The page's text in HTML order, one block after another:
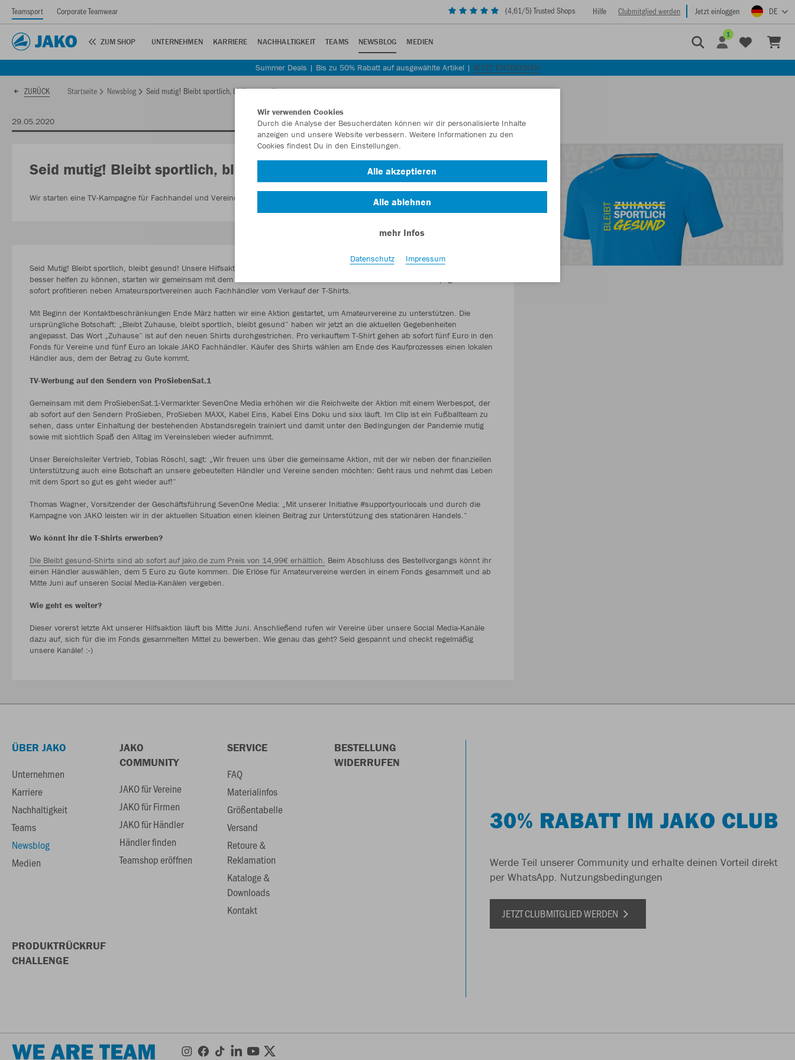
Teamsport Corporate Teamwear (4,61/5) Trusted Shops Hilfe Clubmitglied werden Jetzt einloggen DE
ZUM SHOP UNTERNEHMEN KARRIERE NACHHALTIGKEIT TEAMS NEWSBLOG MEDIEN
1
Summer Deals | Bis zu 50% Rabatt auf ausgewählte Artikel | JETZT ENTDECKEN
ZURÜCK Startseite Newsblog Seid mutig! Bleibt sportlich, bleibt gesund!
29.05.2020
Seid mutig! Bleibt sportlich, bleibt gesund!
Wir starten eine TV-Kampagne für Fachhandel und Vereine mit dem ProSiebenSat.1-Vermarkter SevenOne Media.
Seid Mutig! Bleibt sportlich, bleibt gesund! Unsere Hilfsaktion in Zeiten der Corona-Krise geht in die nächste Runde. Um noch
besser helfen zu können, starten wir gemeinsam mit dem ProSiebenSat.1-Vermarkter SevenOne Media eine TV-Kampagne. Ab
sofort profitieren neben Amateursportvereinen auch Fachhändler vom Verkauf der T-Shirts.
Mit Beginn der Kontaktbeschränkungen Ende März hatten wir eine Aktion gestartet, um Amateurvereine zu unterstützen. Die
ursprüngliche Botschaft: „Bleibt Zuhause, bleibt sportlich, bleibt gesund“ haben wir jetzt an die aktuellen Gegebenheiten
angepasst. Das Wort „Zuhause“ ist auf den neuen Shirts durchgestrichen. Pro verkauftem T-Shirt gehen ab sofort fünf Euro in den
Fonds für Vereine und fünf Euro an lokale JAKO Fachhändler. Käufer des Shirts wählen am Ende des Kaufprozesses einen lokalen
Händler aus, dem der Betrag zu Gute kommt.
TV-Werbung auf den Sendern von ProSiebenSat.1
Gemeinsam mit dem ProSiebenSat.1-Vermarkter SevenOne Media erhöhen wir die Reichweite der Aktion mit einem Werbespot, der
ab sofort auf den Sendern ProSieben, ProSieben MAXX, Kabel Eins, Kabel Eins Doku und sixx läuft. Im Clip ist ein Fußballteam zu
sehen, dass unter Einhaltung der bestehenden Abstandsregeln trainiert und damit unter den Bedingungen der Pandemie mutig
sowie mit sichtlich Spaß den Alltag im Vereinsleben wieder aufnimmt.
Unser Bereichsleiter Vertrieb, Tobias Röschl, sagt: „Wir freuen uns über die gemeinsame Aktion, mit der wir neben der finanziellen
Unterstützung auch eine Botschaft an unsere gebeutelten Händler und Vereine senden möchten: Geht raus und nehmt das Leben
mit dem Sport so gut es geht wieder auf!“
Thomas Wagner, Vorsitzender der Geschäftsführung SevenOne Media: „Mit unserer Initiative #supportyourlocals und durch die
Kampagne von JAKO leisten wir in der aktuellen Situation einen kleinen Beitrag zur Unterstützung des stationären Handels.“
Wo könnt ihr die T-Shirts erwerben?
Die Bleibt gesund-Shirts sind ab sofort auf jako.de zum Preis von 14,99€ erhältlich. Beim Abschluss des Bestellvorgangs könnt ihr
einen Händler auswählen, dem 5 Euro zu Gute kommen. Die Erlöse für Amateurvereine werden in einem Fonds gesammelt und ab
Mitte Juni auf unseren Social Media-Kanälen vergeben.
Wie geht es weiter?
Dieser vorerst letzte Akt unserer Hilfsaktion läuft bis Mitte Juni. Anschließend rufen wir Vereine über unsere Social Media-Kanäle
dazu auf, sich für die im Fonds gesammelten Mittel zu bewerben. Wie genau das geht? Seid gespannt und checkt regelmäßig
unsere Kanäle! :-)
ÜBER JAKO
Unternehmen
Karriere
Nachhaltigkeit
Teams
Newsblog
Medien
JAKO
COMMUNITY
JAKO für Vereine
JAKO für Firmen
JAKO für Händler
Händler finden
Teamshop eröffnen
SERVICE
FAQ
Materialinfos
Größentabelle
Versand
Retoure &
Reklamation
Kataloge &
Downloads
Kontakt
BESTELLUNG
WIDERRUFEN
PRODUKTRÜCKRUF
CHALLENGE
30% RABATT IM JAKO CLUB
Werde Teil unserer Community und erhalte deinen Vorteil direkt
per WhatsApp. Nutzungsbedingungen
JETZT CLUBMITGLIED WERDEN
WE ARE TEAM
Wir verwenden Cookies
Durch die Analyse der Besucherdaten können wir dir personalisierte Inhalte
anzeigen und unsere Website verbessern. Weitere Informationen zu den
Cookies findest Du in den Einstellungen.
Alle akzeptieren
Alle ablehnen
mehr Infos
Datenschutz Impressum